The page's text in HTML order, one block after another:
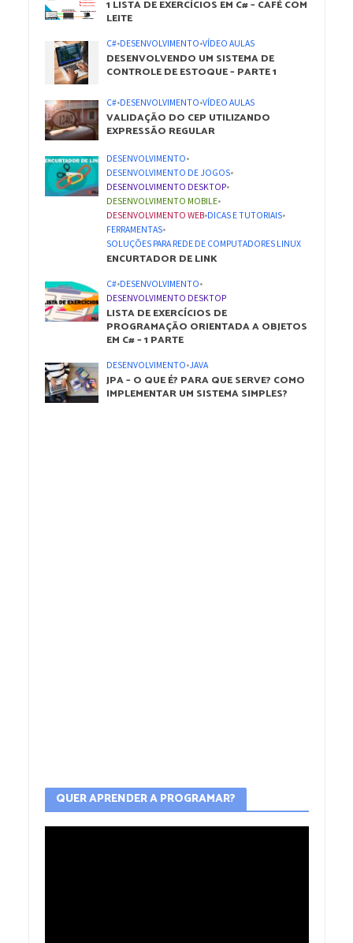
1 LISTA DE EXERCÍCIOS EM C# – CAFÉ COM
LEITE
C#•DESENVOLVIMENTO•VÍDEO AULAS
DESENVOLVENDO UM SISTEMA DE
CONTROLE DE ESTOQUE – PARTE 1
C#•DESENVOLVIMENTO•VÍDEO AULAS
VALIDAÇÃO DO CEP UTILIZANDO
EXPRESSÃO REGULAR
DESENVOLVIMENTO•
DESENVOLVIMENTO DE JOGOS•
DESENVOLVIMENTO DESKTOP•
DESENVOLVIMENTO MOBILE•
DESENVOLVIMENTO WEB•DICAS E TUTORIAIS•
FERRAMENTAS•
SOLUÇÕES PARA REDE DE COMPUTADORES LINUX
ENCURTADOR DE LINK
C#•DESENVOLVIMENTO•
DESENVOLVIMENTO DESKTOP
LISTA DE EXERCÍCIOS DE
PROGRAMAÇÃO ORIENTADA A OBJETOS
EM C# – 1 PARTE
DESENVOLVIMENTO•JAVA
JPA – O QUE É? PARA QUE SERVE? COMO
IMPLEMENTAR UM SISTEMA SIMPLES?
QUER APRENDER A PROGRAMAR?